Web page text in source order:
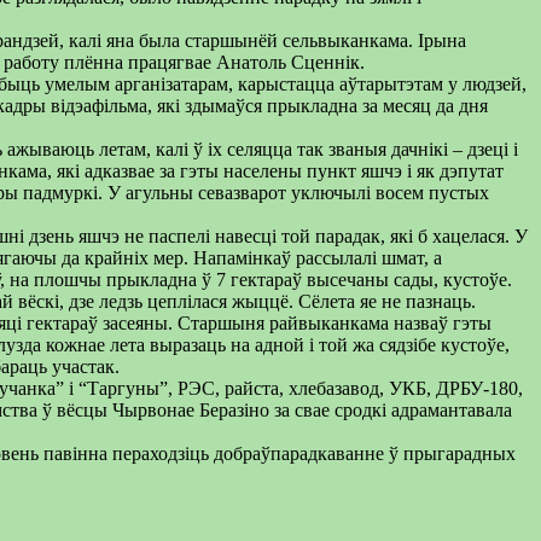
калі яна была старшынёй сельвыканкама. Ірына
плённа працягвае Анатоль Сценнік.
умелым арганізатарам, карыстацца аўтарытэтам у людзей,
відэафільма, які здымаўся прыкладна за месяц да дня
летам, калі ў іх селяцца так званыя дачнікі – дзеці і
які адказвае за гэты населены пункт яшчэ і як дэпутат
падмуркі. У агульны севазварот уключылі восем пустых
дзень яшчэ не паспелі навесці той парадак, які б хацелася. У
да крайніх мер. Напамінкаў рассылалі шмат, а
на плошчы прыкладна ў 7 гектараў высечаны сады, кустоўе.
дзе ледзь цеплілася жыццё. Сёлета яе не пазнаць.
гектараў засеяны. Старшыня райвыканкама назваў гэты
кожнае лета выразаць на адной і той жа сядзібе кустоўе,
участак.
і “Таргуны”, РЭС, райста, хлебазавод, УКБ, ДРБУ-180,
ў вёсцы Чырвонае Беразіно за свае сродкі адрамантавала
павінна пераходзіць добраўпарадкаванне ў прыгарадных